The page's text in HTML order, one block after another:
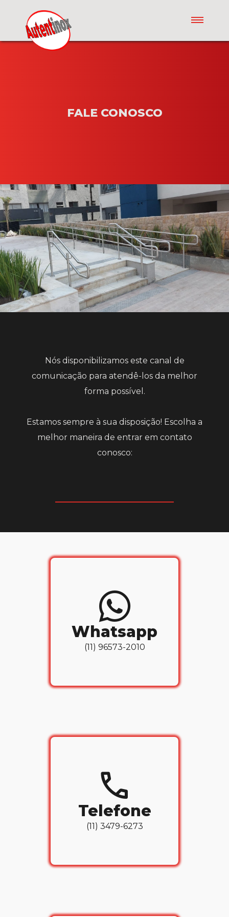
PRODUTOS
FALE CONOSCO
Nós disponibilizamos este canal de
comunicação para atendê-los da melhor
forma possível.
Estamos sempre à sua disposição! Escolha a
melhor maneira de entrar em contato
conosco:
Whatsapp
(11) 96573-2010
call
Telefone
(11) 3479-6273